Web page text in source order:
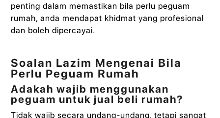
penting dalam memastikan bila perlu peguam
rumah, anda mendapat khidmat yang profesional
dan boleh dipercayai.
Soalan Lazim Mengenai Bila
Perlu Peguam Rumah
Adakah wajib menggunakan
peguam untuk jual beli rumah?
Tidak wajib secara undang-undang, tetapi sangat